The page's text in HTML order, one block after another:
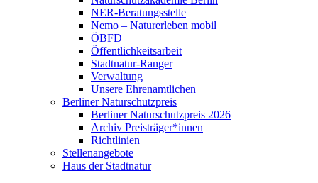
NER-Beratungsstelle
Nemo – Naturerleben mobil
ÖBFD
Öffentlichkeitsarbeit
Stadtnatur-Ranger
Verwaltung
Unsere Ehrenamtlichen
Berliner Naturschutzpreis
Berliner Naturschutzpreis 2026
Archiv Preisträger*innen
Richtlinien
Stellenangebote
Haus der Stadtnatur